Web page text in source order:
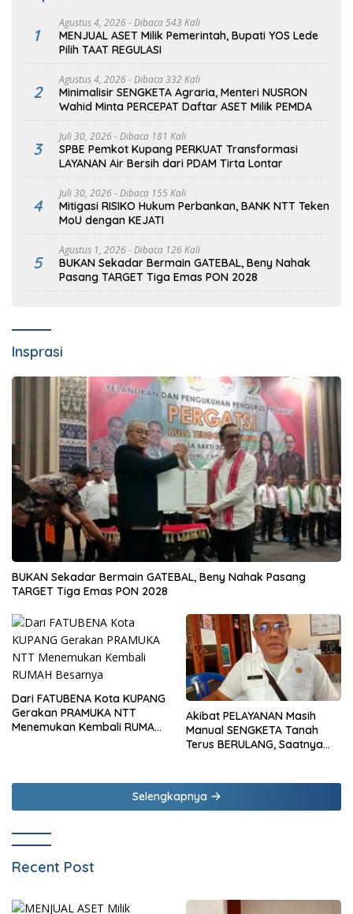
1
Agustus 4, 2026- Dibaca 543 Kali
MENJUAL ASET Milik Pemerintah, Bupati YOS Lede
Pilih TAAT REGULASI
2
Agustus 4, 2026- Dibaca 332 Kali
Minimalisir SENGKETA Agraria, Menteri NUSRON
Wahid Minta PERCEPAT Daftar ASET Milik PEMDA
3
Juli 30, 2026- Dibaca 181 Kali
SPBE Pemkot Kupang PERKUAT Transformasi
LAYANAN Air Bersih dari PDAM Tirta Lontar
4
Juli 30, 2026- Dibaca 155 Kali
Mitigasi RISIKO Hukum Perbankan, BANK NTT Teken
MoU dengan KEJATI
5
Agustus 1, 2026- Dibaca 126 Kali
BUKAN Sekadar Bermain GATEBAL, Beny Nahak
Pasang TARGET Tiga Emas PON 2028
Insprasi
BUKAN Sekadar Bermain GATEBAL, Beny Nahak Pasang
TARGET Tiga Emas PON 2028
Dari FATUBENA Kota KUPANG
Gerakan PRAMUKA NTT
Menemukan Kembali RUMAH
Akibat PELAYANAN Masih
Manual SENGKETA Tanah
Terus BERULANG, Saatnya
Selengkapnya
Recent Post